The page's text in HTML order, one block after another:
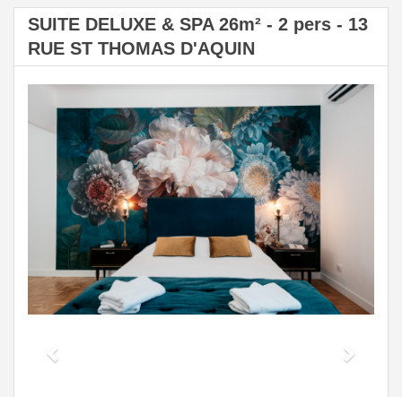
SUITE DELUXE & SPA 26m² - 2 pers - 13
RUE ST THOMAS D'AQUIN
Next